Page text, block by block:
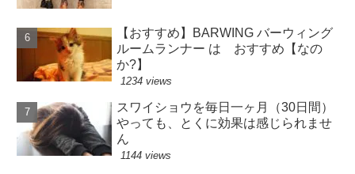
【おすすめ】BARWING バーウィング
ルームランナー は おすすめ【なの
か?】
1234 views
スワイショウを毎日一ヶ月（30日間）
やっても、とくに効果は感じられませ
ん
1144 views